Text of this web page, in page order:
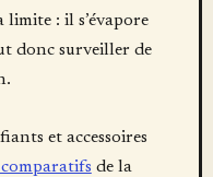
limite : il s’évapore
donc surveiller de
et accessoires
comparatifs de la